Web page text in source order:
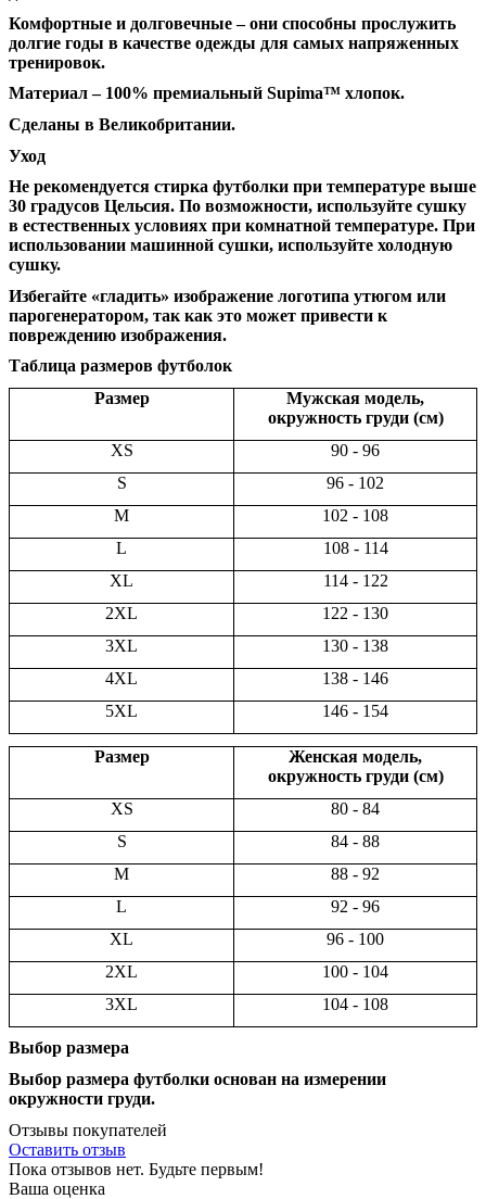
Комфортные и долговечные – они способны прослужить
долгие годы в качестве одежды для самых напряженных
тренировок.
Материал – 100% премиальный Supima™ хлопок.
Сделаны в Великобритании.
Уход
Не рекомендуется стирка футболки при температуре выше
30 градусов Цельсия. По возможности, используйте сушку
в естественных условиях при комнатной температуре. При
использовании машинной сушки, используйте холодную
сушку.
Избегайте «гладить» изображение логотипа утюгом или
парогенератором, так как это может привести к
повреждению изображения.
Таблица размеров футболок
Размер
Мужская модель,
окружность груди (см)
XS
90 - 96
S
96 - 102
M
102 - 108
L
108 - 114
XL
114 - 122
2XL
122 - 130
3XL
130 - 138
4XL
138 - 146
5XL
146 - 154
Размер
Женская модель,
окружность груди (см)
XS
80 - 84
S
84 - 88
M
88 - 92
L
92 - 96
XL
96 - 100
2XL
100 - 104
3XL
104 - 108
Выбор размера
Выбор размера футболки основан на измерении
окружности груди.
Отзывы покупателей
Оставить отзыв
Пока отзывов нет. Будьте первым!
Ваша оценка